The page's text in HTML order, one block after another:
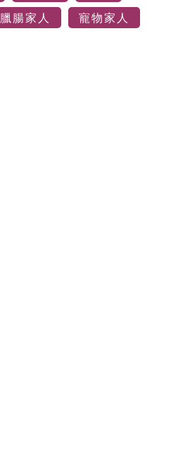
臘腸家人
寵物家人